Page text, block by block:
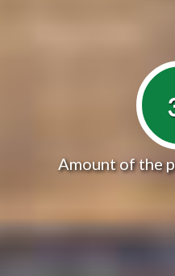
Amount of the